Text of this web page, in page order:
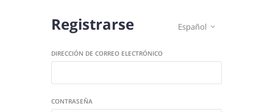
Español 
Registrarse
DIRECCIÓN DE CORREO ELECTRÓNICO
CONTRASEÑA